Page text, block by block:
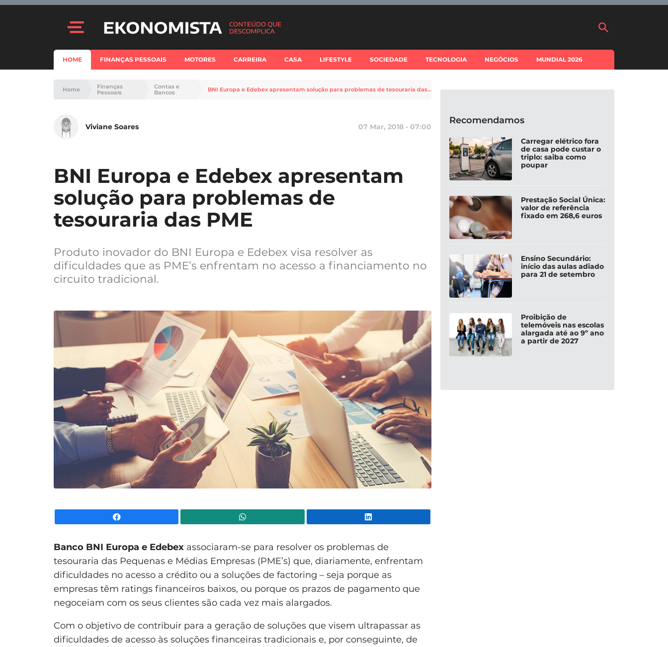
HOME FINANÇAS PESSOAIS MOTORES CARREIRA CASA LIFESTYLE SOCIEDADE TECNOLOGIA NEGÓCIOS MUNDIAL 2026
Home
Finanças
Pessoais
Contas e
Bancos
BNI Europa e Edebex apresentam solução para problemas de tesouraria das PME
Viviane Soares 07 Mar, 2018 - 07:00
BNI Europa e Edebex apresentam
solução para problemas de
tesouraria das PME
Produto inovador do BNI Europa e Edebex visa resolver as
dificuldades que as PME’s enfrentam no acesso a financiamento no
circuito tradicional.
Banco BNI Europa e Edebex associaram-se para resolver os problemas de
tesouraria das Pequenas e Médias Empresas (PME’s) que, diariamente, enfrentam
dificuldades no acesso a crédito ou a soluções de factoring – seja porque as
empresas têm ratings financeiros baixos, ou porque os prazos de pagamento que
negoceiam com os seus clientes são cada vez mais alargados.
Com o objetivo de contribuir para a geração de soluções que visem ultrapassar as
dificuldades de acesso às soluções financeiras tradicionais e, por conseguinte, de
Recomendamos
Carregar elétrico fora
de casa pode custar o
triplo: saiba como
poupar
Prestação Social Única:
valor de referência
fixado em 268,6 euros
Ensino Secundário:
início das aulas adiado
para 21 de setembro
Proibição de
telemóveis nas escolas
alargada até ao 9º ano
a partir de 2027